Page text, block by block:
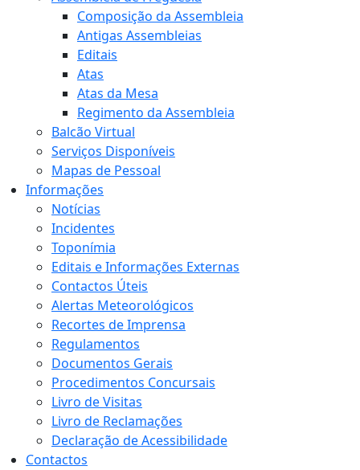
Composição da Assembleia
Antigas Assembleias
Editais
Atas
Atas da Mesa
Regimento da Assembleia
Balcão Virtual
Serviços Disponíveis
Mapas de Pessoal
Informações
Notícias
Incidentes
Toponímia
Editais e Informações Externas
Contactos Úteis
Alertas Meteorológicos
Recortes de Imprensa
Regulamentos
Documentos Gerais
Procedimentos Concursais
Livro de Visitas
Livro de Reclamações
Declaração de Acessibilidade
Contactos